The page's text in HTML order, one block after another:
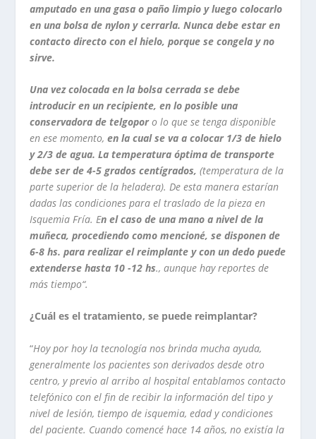
amputado en una gasa o paño limpio y luego colocarlo
en una bolsa de nylon y cerrarla. Nunca debe estar en
contacto directo con el hielo, porque se congela y no
sirve.
Una vez colocada en la bolsa cerrada se debe
introducir en un recipiente, en lo posible una
conservadora de telgoporo lo que se tenga disponible
en ese momento,en la cual se va a colocar 1/3 de hielo
y 2/3 de agua. La temperatura óptima de transporte
debe ser de 4-5 grados centígrados,(temperatura de la
parte superior de la heladera). De esta manera estarían
dadas las condiciones para el traslado de la pieza en
Isquemia Fría. En el caso de una mano a nivel de la
muñeca, procediendo como mencioné, se disponen de
6-8 hs. para realizar el reimplante y con un dedo puede
extenderse hasta 10 -12 hs., aunque hay reportes de
más tiempo“.
¿Cuál es el tratamiento, se puede reimplantar?
“Hoy por hoy la tecnología nos brinda mucha ayuda,
generalmente los pacientes son derivados desde otro
centro, y previo al arribo al hospital entablamos contacto
telefónico con el fin de recibir la información del tipo y
nivel de lesión, tiempo de isquemia, edad y condiciones
del paciente. Cuando comencé hace 14 años, no existía la